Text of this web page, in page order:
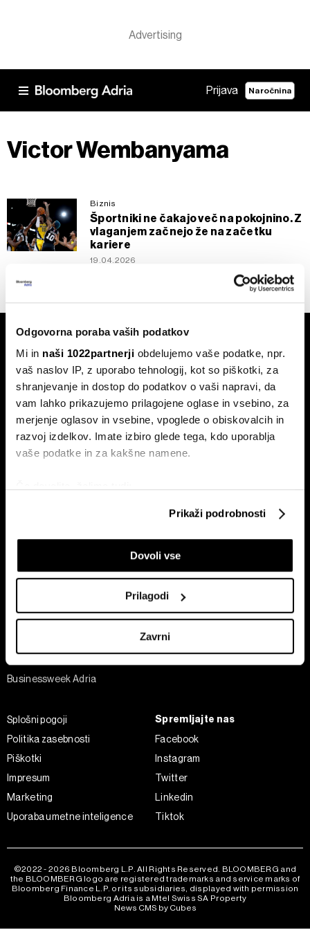
Odgovorna poraba vaših podatkov
Mi in naši 1022partnerji obdelujemo vaše podatke, npr.
vaš naslov IP, z uporabo tehnologij, kot so piškotki, za
shranjevanje in dostop do podatkov o vaši napravi, da
vam lahko prikazujemo prilagojene oglase in vsebino, za
merjenje oglasov in vsebine, vpoglede o obiskovalcih in
razvoj izdelkov. Imate izbiro glede tega, kdo uporablja
vaše podatke in za kakšne namene.
Identificirati napravo z aktivnim preverjanjem
lastnosti (odčitavanje prstnih odtisov)
Poglejte si še, kako se obdelujejo vaši osebni podatki in
nastavite svoje preference vrazdelku o podrobnostih
iz Izjave o piškotkih.
Skupni upravljavci obdelave so HD-WIN ARENA SPORT
d.o.o. inPartnerji
pa vPolitiki piškotkov
Piškotke lahko kadar koli ponovno prilagodite tako, da
kliknete možnost »Prikaži podrobnosti«. Privolitev lahko
kadar koli prekličete brez kakršnih koli posledic.
Prikaži podrobnosti
Dovoli vse
Prilagodi
Zavrni
Prijava Naročnina
Victor Wembanyama
Biznis
Športniki ne čakajo več na pokojnino. Z
vlaganjem začnejo že na začetku
kariere
19.04.2026
Naročite se na e-
pismo
Finančni trgi
Tehnologija
Šport
Businessweek Adria
Splošni pogoji
Politika zasebnosti
Piškotki
Impresum
Marketing
Uporaba umetne inteligence
Spremljajte nas
Facebook
Instagram
Twitter
Linkedin
Tiktok
©2022 - 2026 Bloomberg L.P. All Rights Reserved. BLOOMBERG and
the BLOOMBERG logo are registered trademarks and service marks of
Bloomberg Finance L.P. or its subsidiaries, displayed with permission
Bloomberg Adria is a Mtel Swiss SA Property
News CMS by Cubes